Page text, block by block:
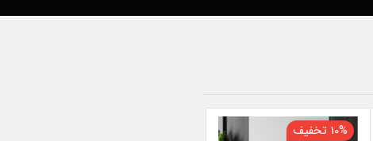
10% تخفیف